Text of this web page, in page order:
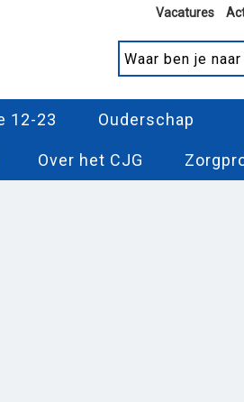
Vacatures
12-23 Ouderschap
Over het CJG